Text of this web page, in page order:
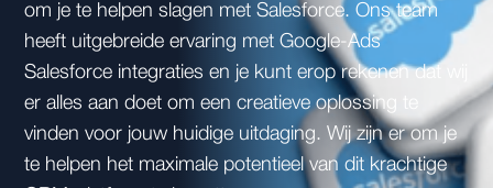
om je te helpen slagen met Salesforce. Ons team
heeft uitgebreide ervaring met Google-Ads
Salesforce integraties en je kunt erop rekenen dat wij
er alles aan doet om een creatieve oplossing te
vinden voor jouw huidige uitdaging. Wij zijn er om je
te helpen het maximale potentieel van dit krachtige